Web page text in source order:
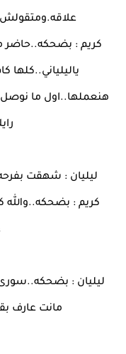
كريم :
هنعملها..اول ما
ليليان : شهقت
كريم : بضحكه..والله
ليليان : بضحكه..سورى
مانت عارف